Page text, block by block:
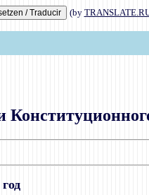
(by